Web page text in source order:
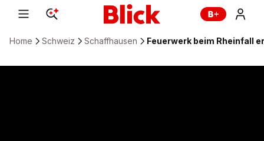
Home Schweiz Schaffhausen Feuerwerk beim Rheinfall